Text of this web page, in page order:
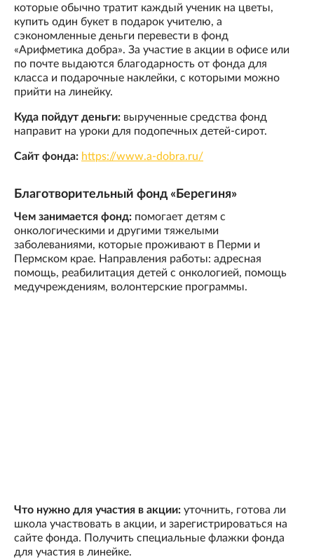
которые обычно тратит каждый ученик на цветы,
купить один букет в подарок учителю, а
сэкономленные деньги перевести в фонд
«Арифметика добра». За участие в акции в офисе или
по почте выдаются благодарность от фонда для
класса и подарочные наклейки, с которыми можно
прийти на линейку.
Куда пойдут деньги: вырученные средства фонд
направит на уроки для подопечных детей-сирот.
Сайт фонда: https://www.a-dobra.ru/
Благотворительный фонд «Берегиня»
Чем занимается фонд: помогает детям с
онкологическими и другими тяжелыми
заболеваниями, которые проживают в Перми и
Пермском крае. Направления работы: адресная
помощь, реабилитация детей с онкологией, помощь
медучреждениям, волонтерские программы.
Что нужно для участия в акции: уточнить, готова ли
школа участвовать в акции, и зарегистрироваться на
сайте фонда. Получить специальные флажки фонда
для участия в линейке.